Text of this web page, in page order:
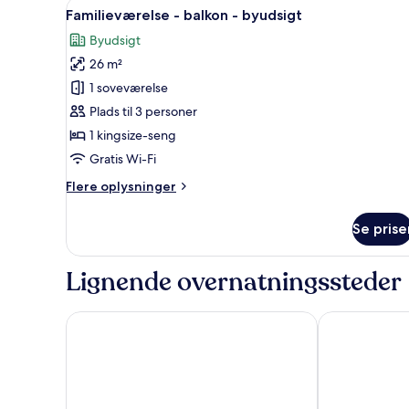
Indlæs
alle
billeder
af
Familieværelse
-
balkon
-
8
Familieværelse - balkon - byudsigt
Byudsigt
26 m²
1 soveværelse
Plads til 3 personer
1 kingsize-seng
Gratis Wi-Fi
Flere oplysninger
Flere
-
Se
Lignende overnatningssteder
FMMM1 Norvits Hotel